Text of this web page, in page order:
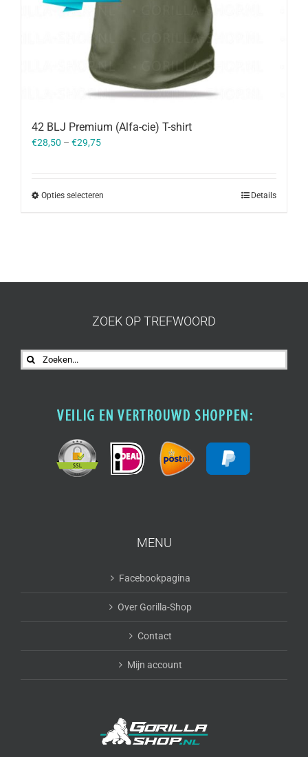
42 BLJ Premium (Alfa-cie) T-shirt
€28,50 – €29,75
Opties selecteren Details
ZOEK OP TREFWOORD
Zoeken
naar:
MENU
Facebookpagina
Over Gorilla-Shop
Contact
Mijn account